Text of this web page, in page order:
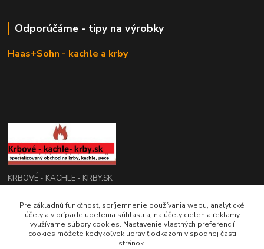
Odporúčáme - tipy na výrobky
Haas+Sohn - kachle a krby
KRBOVÉ - KACHLE - KRBY.SK
0949 476 255
08:00 - 17.00
Pre základnú funkčnosť, spríjemnenie používania webu, analytické
účely a v prípade udelenia súhlasu aj na účely cielenia reklamy
využívame súbory cookies. Nastavenie vlastných preferencií
cookies môžete kedykoľvek upraviť odkazom v spodnej časti
stránok.